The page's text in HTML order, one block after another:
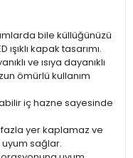
bile küllüğünüzü
kapak tasarımı.
ve ısıya dayanıklı
ömürlü kullanım
iç hazne sayesinde
yer kaplamaz ve
sağlar.